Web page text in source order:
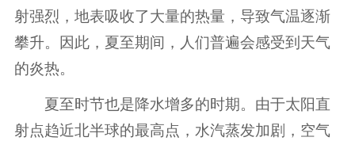
射强烈，地表吸收了大量的热量，导致气温逐渐
攀升。因此，夏至期间，人们普遍会感受到天气
的炎热。
夏至时节也是降水增多的时期。由于太阳直
射点趋近北半球的最高点，水汽蒸发加剧，空气